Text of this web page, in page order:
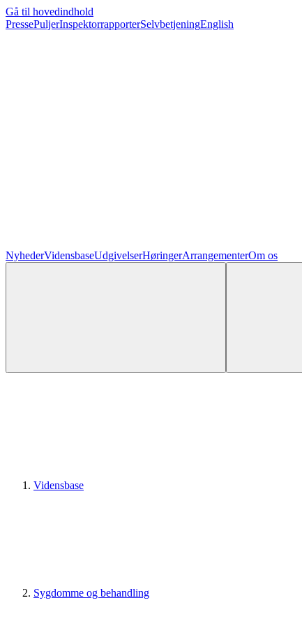
Gå til hovedindhold
PressePuljerInspektorrapporterSelvbetjeningEnglish
NyhederVidensbaseUdgivelserHøringerArrangementerOm os
Vidensbase
Sygdomme og behandling